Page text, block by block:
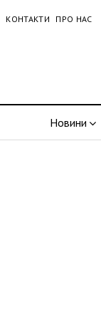
КОНТАКТИ ПРО НАС
Новини